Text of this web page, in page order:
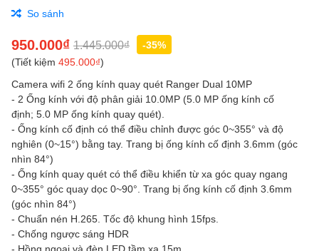
So sánh
950.000₫ 1.445.000₫
-35%
(Tiết kiệm 495.000₫)
Camera wifi 2 ống kính quay quét Ranger Dual 10MP
- 2 Ống kính với độ phân giải 10.0MP (5.0 MP ống kính cố
định; 5.0 MP ống kính quay quét).
- Ống kính cố định có thể điều chỉnh được góc 0~355° và độ
nghiên (0~15°) bằng tay. Trang bị ống kính cố định 3.6mm (góc
nhìn 84°)
- Ống kính quay quét có thể điều khiển từ xa góc quay ngang
0~355° góc quay dọc 0~90°. Trang bị ống kính cố định 3.6mm
(góc nhìn 84°)
- Chuẩn nén H.265. Tốc độ khung hình 15fps.
- Chống ngược sáng HDR